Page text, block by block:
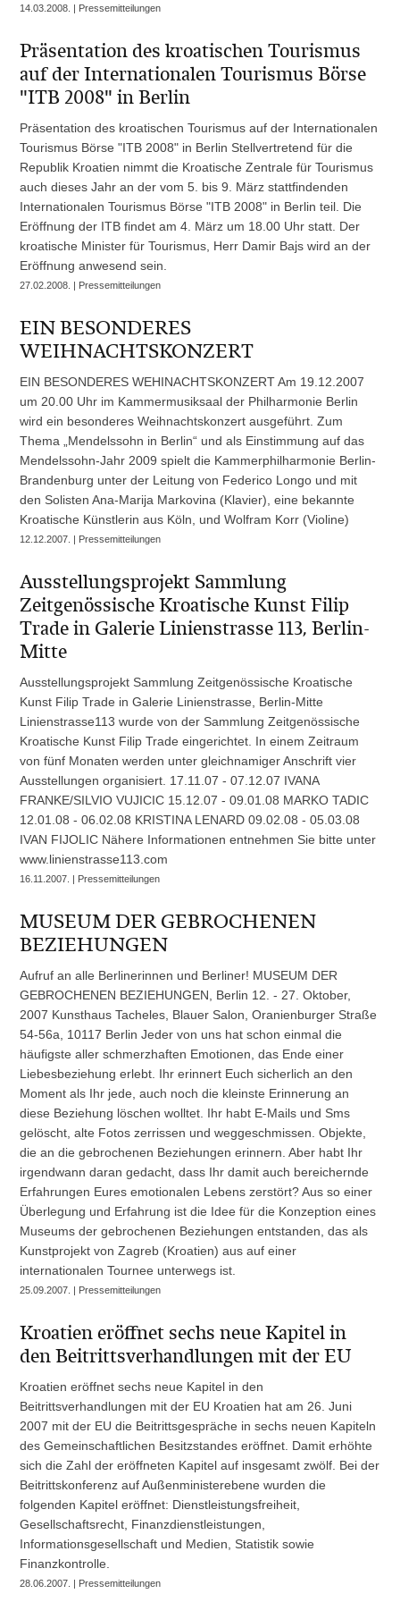
14.03.2008. | Pressemitteilungen
Präsentation des kroatischen Tourismus
auf der Internationalen Tourismus Börse
"ITB 2008" in Berlin
Präsentation des kroatischen Tourismus auf der Internationalen
Tourismus Börse "ITB 2008" in Berlin Stellvertretend für die
Republik Kroatien nimmt die Kroatische Zentrale für Tourismus
auch dieses Jahr an der vom 5. bis 9. März stattfindenden
Internationalen Tourismus Börse "ITB 2008" in Berlin teil. Die
Eröffnung der ITB findet am 4. März um 18.00 Uhr statt. Der
kroatische Minister für Tourismus, Herr Damir Bajs wird an der
Eröffnung anwesend sein.
27.02.2008. | Pressemitteilungen
EIN BESONDERES
WEIHNACHTSKONZERT
EIN BESONDERES WEHINACHTSKONZERT Am 19.12.2007
um 20.00 Uhr im Kammermusiksaal der Philharmonie Berlin
wird ein besonderes Weihnachtskonzert ausgeführt. Zum
Thema „Mendelssohn in Berlin“ und als Einstimmung auf das
Mendelssohn-Jahr 2009 spielt die Kammerphilharmonie Berlin-
Brandenburg unter der Leitung von Federico Longo und mit
den Solisten Ana-Marija Markovina (Klavier), eine bekannte
Kroatische Künstlerin aus Köln, und Wolfram Korr (Violine)
12.12.2007. | Pressemitteilungen
Ausstellungsprojekt Sammlung
Zeitgenössische Kroatische Kunst Filip
Trade in Galerie Linienstrasse 113, Berlin-
Mitte
Ausstellungsprojekt Sammlung Zeitgenössische Kroatische
Kunst Filip Trade in Galerie Linienstrasse, Berlin-Mitte
Linienstrasse113 wurde von der Sammlung Zeitgenössische
Kroatische Kunst Filip Trade eingerichtet. In einem Zeitraum
von fünf Monaten werden unter gleichnamiger Anschrift vier
Ausstellungen organisiert. 17.11.07 - 07.12.07 IVANA
FRANKE/SILVIO VUJICIC 15.12.07 - 09.01.08 MARKO TADIC
12.01.08 - 06.02.08 KRISTINA LENARD 09.02.08 - 05.03.08
IVAN FIJOLIC Nähere Informationen entnehmen Sie bitte unter
www.linienstrasse113.com
16.11.2007. | Pressemitteilungen
MUSEUM DER GEBROCHENEN
BEZIEHUNGEN
Aufruf an alle Berlinerinnen und Berliner! MUSEUM DER
GEBROCHENEN BEZIEHUNGEN, Berlin 12. - 27. Oktober,
2007 Kunsthaus Tacheles, Blauer Salon, Oranienburger Straße
54-56a, 10117 Berlin Jeder von uns hat schon einmal die
häufigste aller schmerzhaften Emotionen, das Ende einer
Liebesbeziehung erlebt. Ihr erinnert Euch sicherlich an den
Moment als Ihr jede, auch noch die kleinste Erinnerung an
diese Beziehung löschen wolltet. Ihr habt E-Mails und Sms
gelöscht, alte Fotos zerrissen und weggeschmissen. Objekte,
die an die gebrochenen Beziehungen erinnern. Aber habt Ihr
irgendwann daran gedacht, dass Ihr damit auch bereichernde
Erfahrungen Eures emotionalen Lebens zerstört? Aus so einer
Überlegung und Erfahrung ist die Idee für die Konzeption eines
Museums der gebrochenen Beziehungen entstanden, das als
Kunstprojekt von Zagreb (Kroatien) aus auf einer
internationalen Tournee unterwegs ist.
25.09.2007. | Pressemitteilungen
Kroatien eröffnet sechs neue Kapitel in
den Beitrittsverhandlungen mit der EU
Kroatien eröffnet sechs neue Kapitel in den
Beitrittsverhandlungen mit der EU Kroatien hat am 26. Juni
2007 mit der EU die Beitrittsgespräche in sechs neuen Kapiteln
des Gemeinschaftlichen Besitzstandes eröffnet. Damit erhöhte
sich die Zahl der eröffneten Kapitel auf insgesamt zwölf. Bei der
Beitrittskonferenz auf Außenministerebene wurden die
folgenden Kapitel eröffnet: Dienstleistungsfreiheit,
Gesellschaftsrecht, Finanzdienstleistungen,
Informationsgesellschaft und Medien, Statistik sowie
Finanzkontrolle.
28.06.2007. | Pressemitteilungen